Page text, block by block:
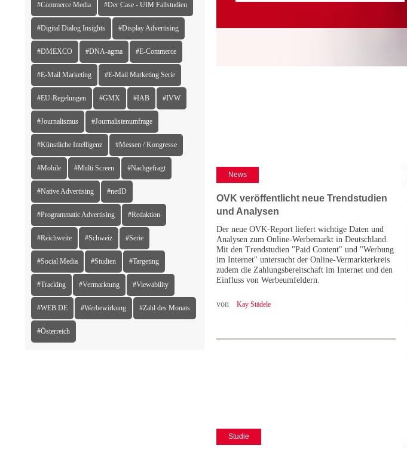
#Commerce Media #Der Case - UIM Fallstudien
#Digital Dialog Insights #Display Advertising
#DMEXCO #DNA-agma #E-Commerce
#E-Mail Marketing #E-Mail Marketing Serie
#EU-Regelungen #GMX #IAB #IVW
#Journalismus #Journalistenumfrage
#Künstliche Intelligenz #Messen / Kongresse
#Mobile #Multi Screen #Nachgefragt
#Native Advertising #netID
#Programmatic Advertising #Redaktion
#Reichweite #Schweiz #Serie
#Social Media #Studien #Targeting
#Tracking #Vermarktung #Viewability
#WEB.DE #Werbewirkung #Zahl des Monats
#Österreich
News
OVK veröffentlicht neue Trendstudien
und Analysen
Der neue OVK-Report liefert wichtige Daten und
Analysen zum Online-Werbemarkt in Deutschland.
Mit den Trendstudien "Paid Content" und "Werbung
im Internet" untersucht der Online-Vermarkterkreis
zudem die Zahlungsbereitschaft im Internet und den
Einfluss von Werbeumfeldern.
von Kay Städele
Studie